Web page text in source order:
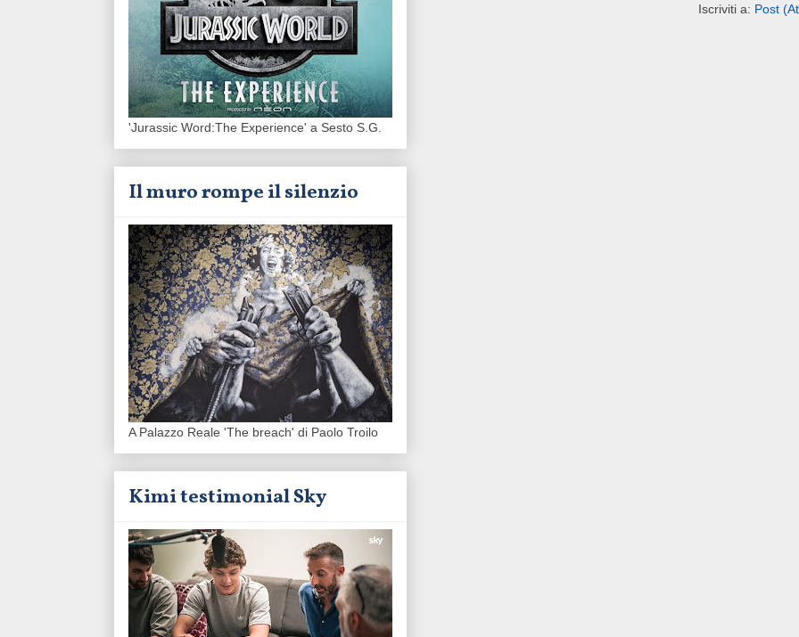
Iscriviti a: Post
'Jurassic Word:The Experience' a Sesto S.G.
Il muro rompe il silenzio
A Palazzo Reale 'The breach' di Paolo Troilo
Kimi testimonial Sky